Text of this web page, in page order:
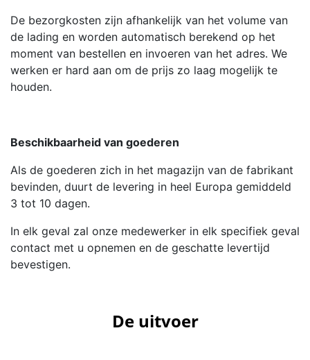
De bezorgkosten zijn afhankelijk van het volume van
de lading en worden automatisch berekend op het
moment van bestellen en invoeren van het adres. We
werken er hard aan om de prijs zo laag mogelijk te
houden.
Beschikbaarheid van goederen
Als de goederen zich in het magazijn van de fabrikant
bevinden, duurt de levering in heel Europa gemiddeld
3 tot 10 dagen.
In elk geval zal onze medewerker in elk specifiek geval
contact met u opnemen en de geschatte levertijd
bevestigen.
De uitvoer